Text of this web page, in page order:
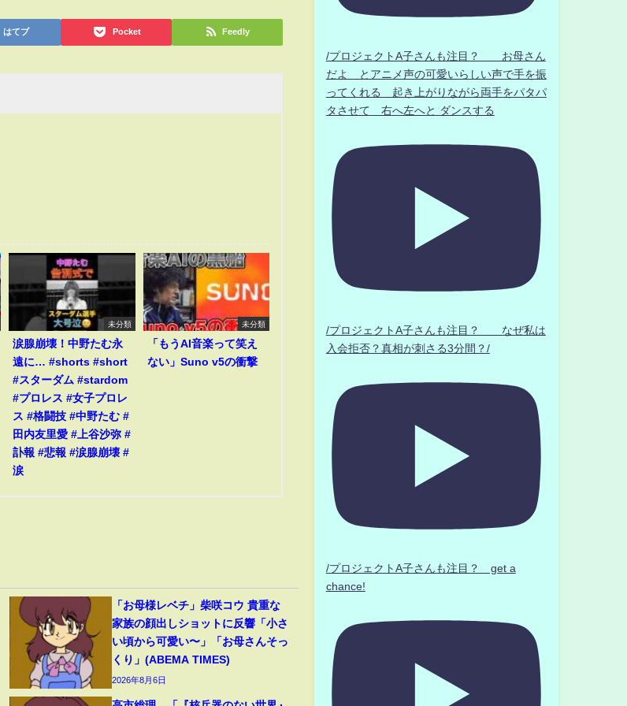
はてブ Pocket Feedly
未分類
涙腺崩壊！中野たむ永
遠に… #shorts #short
#スターダム #stardom
#プロレス #女子プロレ
ス #格闘技 #中野たむ #
田内友里愛 #上谷沙弥 #
訃報 #悲報 #涙腺崩壊 #
涙
未分類
「もうAI音楽って笑え
ない」Suno v5の衝撃
「お母様レベチ」柴咲コウ 貴重な
家族の顔出しショットに反響「小さ
い頃から可愛い〜」「お母さんそっ
くり」(ABEMA TIMES)
2026年8月6日
/プロジェクトA子さんも注目？ お母さん
だよ とアニメ声の可愛いらしい声で手を振
ってくれる 起き上がりながら両手をパタパ
タさせて 右へ左へと ダンスする
/プロジェクトA子さんも注目？ なぜ私は
入会拒否？真相が刺さる3分間？/
/プロジェクトA子さんも注目？ get a
chance!